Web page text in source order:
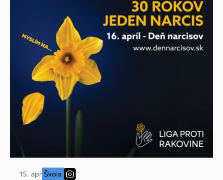
dieťaťa alebo žiaka sa uznáva najmä choroba,
prípadne lekárom nariadený zákaz dochádzky
do školy, mimoriadne nepriaznivé
poveternostné podmienky alebo náhle
prerušenie premávky hromadných dopravných
prostriedkov, mimoriadne ...
15. apr Škola